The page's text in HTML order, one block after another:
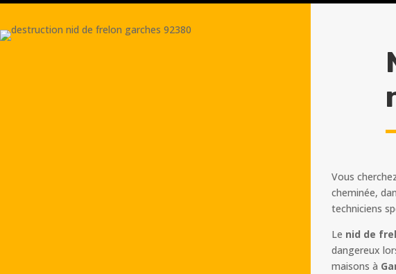
Vous
cheminée,
techniciens
Le nid de
dangereux
maisons à